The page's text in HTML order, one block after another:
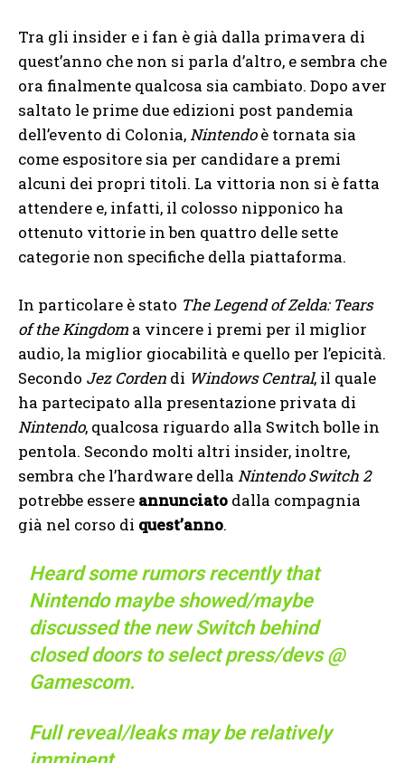
Tra gli insider e i fan è già dalla primavera di
quest’anno che non si parla d’altro, e sembra che
ora finalmente qualcosa sia cambiato. Dopo aver
saltato le prime due edizioni post pandemia
dell’evento di Colonia,Nintendoè tornata sia
come espositore sia per candidare a premi
alcuni dei propri titoli. La vittoria non si è fatta
attendere e, infatti, il colosso nipponico ha
ottenuto vittorie in ben quattro delle sette
categorie non specifiche della piattaforma.
In particolare è stato The Legend of Zelda: Tears
of the Kingdom a vincere i premi per il miglior
audio, la miglior giocabilità e quello per l’epicità.
Secondo Jez Corden di Windows Central, il quale
ha partecipato alla presentazione privata di
Nintendo, qualcosa riguardo alla Switch bolle in
pentola. Secondo molti altri insider, inoltre,
sembra che l’hardware della Nintendo Switch 2
potrebbe essere annunciato dalla compagnia
già nel corso di quest’anno.
Heard some rumors recently that
Nintendo maybe showed/maybe
discussed the new Switch behind
closed doors to select press/devs @
Gamescom.
Full reveal/leaks may be relatively